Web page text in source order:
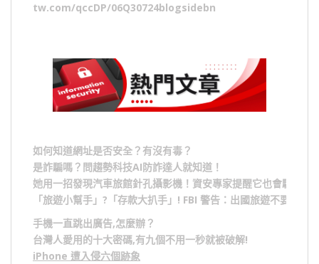
tw.com/qccDP/06Q30724blogsidebn
如何知道網址是否安全？有沒有毒？
是詐騙嗎？問趨勢科技AI防詐達人就知道！
她用一招發現汽車旅館針孔攝影機！資安專家提醒它也會駭人成
「旅遊小幫手」 ? 「存款大扒手」 ! FBI 警告：出國旅遊不要做的
手機一直跳出廣告,怎麼辦？
台灣人愛用的十大密碼,有九個不用一秒就被破解!
iPhone 遭入侵六個跡象